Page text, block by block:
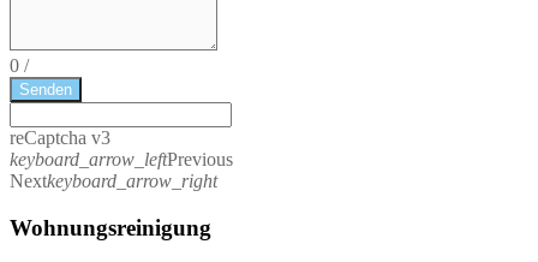
0 /
Senden
reCaptcha v3
keyboard_arrow_leftPrevious
Nextkeyboard_arrow_right
Wohnungsreinigung